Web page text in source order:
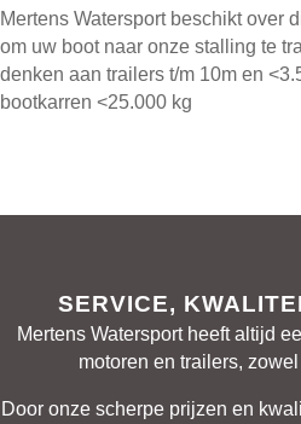
Mertens Watersport beschikt over
om uw boot naar onze stalling te
denken aan trailers t/m 10m en
bootkarren <25.000 kg
SERVICE,
Mertens Watersport heeft altijd
motoren en trailers,
Door onze scherpe prijzen en